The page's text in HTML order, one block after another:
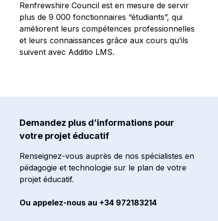
Renfrewshire Council est en mesure de servir
plus de 9 000 fonctionnaires “étudiants”, qui
améliorent leurs compétences professionnelles
et leurs connaissances grâce aux cours qu’ils
suivent avec Additio LMS.
Demandez plus d’informations pour
votre projet éducatif
Renseignez-vous auprès de nos spécialistes en
pédagogie et technologie sur le plan de votre
projet éducatif.
Ou appelez-nous au +34 972183214